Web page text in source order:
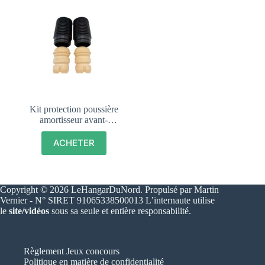
Kit protection poussière
amortisseur avant-
PEUGEOT 205 GTI,
CTI, TOUS MODELES
ACHETER
Copyright © 2026 LeHangarDuNord. Propulsé par Martin
Vernier - N° SIRET 91065338500013 L’internaute utilise
le site/vidéos sous sa seule et entière responsabilité.
Règlement Jeux concours
Politique en matière de confidentialité